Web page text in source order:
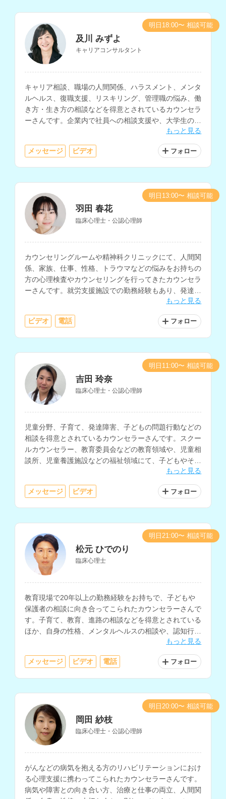
及川 みずよ
キャリアコンサルタント
キャリア相談、職場の人間関係、ハラスメント、メンタ
ルヘルス、復職支援、リスキリング、管理職の悩み、働
き方・生き方の相談などを得意とされているカウンセラ
ーさんです。企業内で社員への相談支援や、大学生の就
もっと見る
メッセージ ビデオ フォロー
明日18:00〜 相談可能
羽田 春花
臨床心理士・公認心理師
カウンセリングルームや精神科クリニックにて、人間関
係、家族、仕事、性格、トラウマなどの悩みをお持ちの
方の心理検査やカウンセリングを行ってきたカウンセラ
ーさんです。就労支援施設での勤務経験もあり、発達に
特性のある方の支援や、復職支援に関わってきた経験も
もっと見る
ビデオ 電話 フォロー
明日13:00〜 相談可能
吉田 玲奈
臨床心理士・公認心理師
児童分野、子育て、発達障害、子どもの問題行動などの
相談を得意とされているカウンセラーさんです。スクー
ルカウンセラー、教育委員会などの教育領域や、児童相
談所、児童養護施設などの福祉領域にて、子どもやその
もっと見る
メッセージ ビデオ フォロー
明日11:00〜 相談可能
松元 ひでのり
臨床心理士
教育現場で20年以上の勤務経験をお持ちで、子どもや
保護者の相談に向き合ってこられたカウンセラーさんで
す。子育て、教育、進路の相談などを得意とされている
ほか、自身の性格、メンタルヘルスの相談や、認知行動
もっと見る
メッセージ ビデオ 電話 フォロー
明日21:00〜 相談可能
岡田 紗枝
臨床心理士・公認心理師
がんなどの病気を抱える方のリハビリテーションにおけ
る心理支援に携わってこられたカウンセラーさんです。
病気や障害との向き合い方、治療と仕事の両立、人間関
明日20:00〜 相談可能